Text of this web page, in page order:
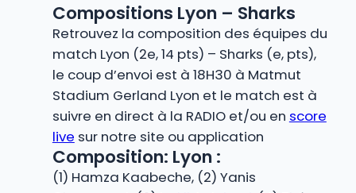
Compositions Lyon – Sharks
Retrouvez la composition des équipes du
match Lyon (2e, 14 pts) – Sharks (e, pts),
le coup d’envoi est à 18H30 à Matmut
Stadium Gerland Lyon et le match est à
suivre en direct à la RADIO et/ou en score
live sur notre site ou application
Composition: Lyon :
(1) Hamza Kaabeche, (2) Yanis